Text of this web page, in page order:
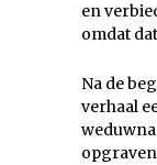
en
omdat
Na de
verhaal